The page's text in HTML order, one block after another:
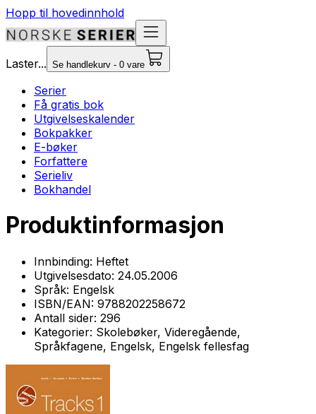
Hopp til hovedinnhold
Laster... Se handlekurv - 0 vare
Serier
Få gratis bok
Utgivelseskalender
Bokpakker
E-bøker
Forfattere
Serieliv
Bokhandel
Produktinformasjon
Innbinding: Heftet
Utgivelsesdato: 24.05.2006
Språk: Engelsk
ISBN/EAN: 9788202258672
Antall sider: 296
Kategorier: Skolebøker, Videregående,
Språkfagene, Engelsk, Engelsk fellesfag